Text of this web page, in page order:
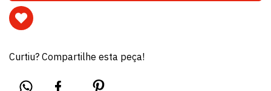
Curtiu? Compartilhe esta peça!